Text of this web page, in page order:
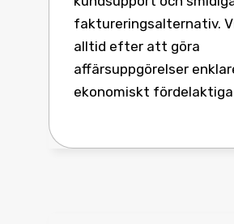
faktureringsalternativ.
alltid efter att göra
affärsuppgörelser
ekonomiskt